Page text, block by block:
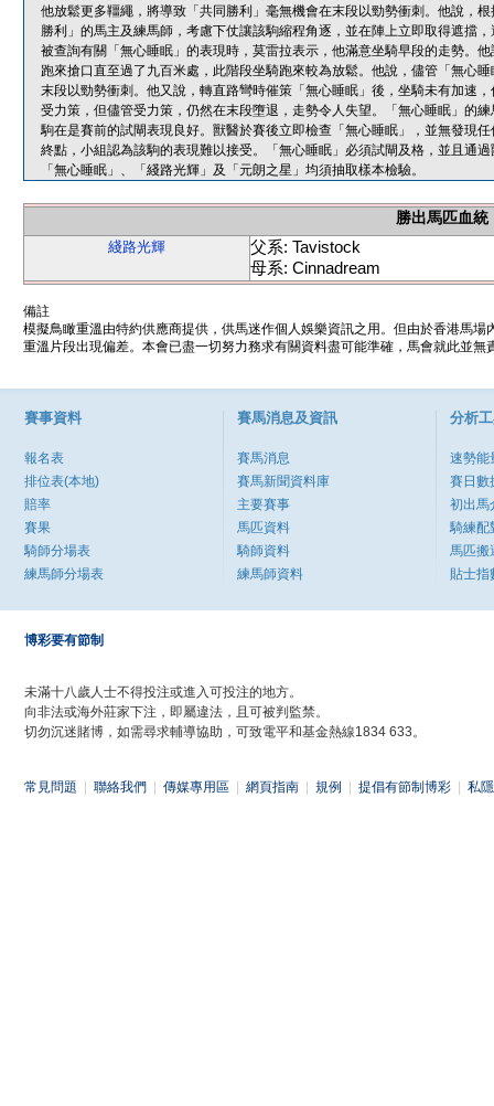
他放鬆更多韁繩，將導致「共同勝利」毫無機會在末段以勁勢衝刺。他說，
勝利」的馬主及練馬師，考慮下仗讓該駒縮程角逐，並在陣上立即取得遮擋
被查詢有關「無心睡眠」的表現時，莫雷拉表示，他滿意坐騎早段的走勢。
跑來搶口直至過了九百米處，此階段坐騎跑來較為放鬆。他說，儘管「無心
末段以勁勢衝刺。他又說，轉直路彎時催策「無心睡眠」後，坐騎未有加速
受力策，但儘管受力策，仍然在末段墮退，走勢令人失望。「無心睡眠」的
駒在是賽前的試閘表現良好。獸醫於賽後立即檢查「無心睡眠」，並無發現
終點，小組認為該駒的表現難以接受。「無心睡眠」必須試閘及格，並且通
「無心睡眠」、「綫路光輝」及「元朗之星」均須抽取樣本檢驗。
勝出馬匹血統
綫路光輝
父系: Tavistock
母系: Cinnadream
備註
模擬鳥瞰重溫由特約供應商提供，供馬迷作個人娛樂資訊之用。但由於香港馬
重溫片段出現偏差。本會已盡一切努力務求有關資料盡可能準確，馬會就此並
賽事資料
報名表
排位表(本地)
賠率
賽果
騎師分場表
練馬師分場表
賽馬消息及資訊
賽馬消息
賽馬新聞資料庫
主要賽事
馬匹資料
騎師資料
練馬師資料
分析
速勢能
賽日數
初出馬
騎練配
馬匹搬
貼士指
博彩要有節制
未滿十八歲人士不得投注或進入可投注的地方。
向非法或海外莊家下注，即屬違法，且可被判監禁。
切勿沉迷賭博，如需尋求輔導協助，可致電平和基金熱線1834 633。
常見問題 聯絡我們 傳媒專用區 網頁指南 規例 提倡有節制博彩 私